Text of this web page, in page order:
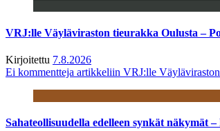
VRJ:lle Väyläviraston tieurakka Oulusta –
Kirjoitettu 7.8.2026
Ei kommentteja artikkeliin VRJ:lle
Sahateollisuudella edelleen synkät näkymät